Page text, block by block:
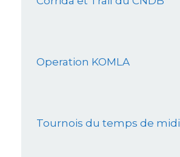
Operation KOMLA
Tournois du temps de midi